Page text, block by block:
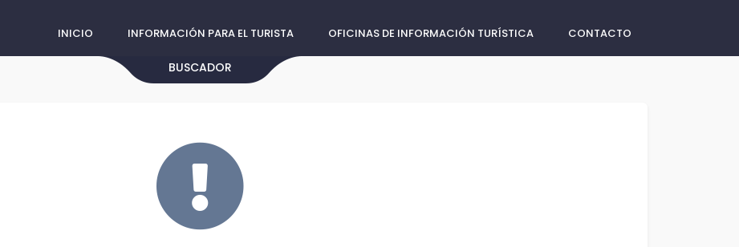
INICIO INFORMACIÓN PARA EL TURISTA OFICINAS DE INFORMACIÓN TURÍSTICA CONTACTO
BUSCADOR